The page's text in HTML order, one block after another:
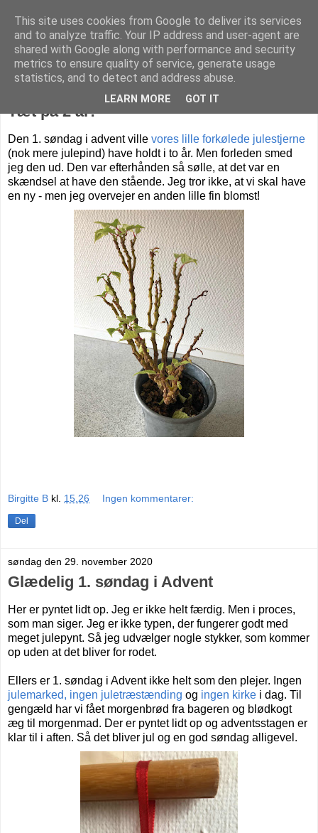
Livet på Vestegnen
Tæt på 2 år!
Den 1. søndag i advent ville vores lille forkølede julestjerne
(nok mere julepind) have holdt i to år. Men forleden smed
jeg den ud. Den var efterhånden så sølle, at det var en
skændsel at have den stående. Jeg tror ikke, at vi skal have
en ny - men jeg overvejer en anden lille fin blomst!
Birgitte B kl. 15.26 Ingen kommentarer:
Del
søndag den 29. november 2020
Glædelig 1. søndag i Advent
Her er pyntet lidt op. Jeg er ikke helt færdig. Men i proces,
som man siger. Jeg er ikke typen, der fungerer godt med
meget julepynt. Så jeg udvælger nogle stykker, som kommer
op uden at det bliver for rodet.
Ellers er 1. søndag i Advent ikke helt som den plejer. Ingen
julemarked, ingen juletræstænding og ingen kirke i dag. Til
gengæld har vi fået morgenbrød fra bageren og blødkogt
æg til morgenmad. Der er pyntet lidt op og adventsstagen er
klar til i aften. Så det bliver jul og en god søndag alligevel.
This site uses cookies from Google to deliver its services
and to analyze traffic. Your IP address and user-agent are
shared with Google along with performance and security
metrics to ensure quality of service, generate usage
statistics, and to detect and address abuse.
LEARN MORE GOT IT